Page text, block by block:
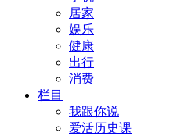
居家
娱乐
健康
出行
消费
栏目
我跟你说
爱活历史课